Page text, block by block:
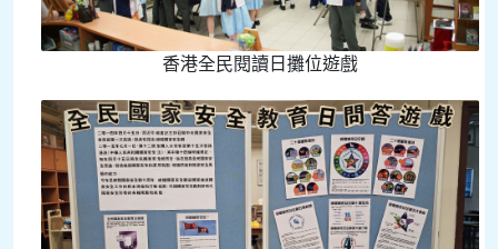
香港全民閱讀日攤位遊戲